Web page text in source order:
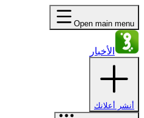
Open main menu
الأخبار
أنشر أعلانك